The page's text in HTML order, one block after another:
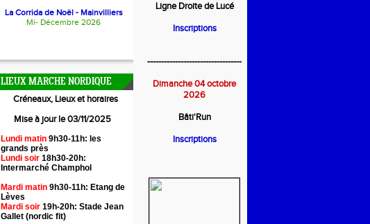
La Corrida de Noël - Mainvilliers
Mi- Décembre 2026
LIEUX MARCHE NORDIQUE
Créneaux, Lieux et horaires
Mise à jour le 03/11/2025
Lundi matin 9h30-11h: les
grands près
Lundi soir 18h30-20h:
Intermarché Champhol
Mardi matin 9h30-11h: Etang de
Lèves
Mardi soir 19h-20h: Stade Jean
Gallet (nordic fit)
Ligne Droite de Lucé
Inscriptions
----------------------------------
Dimanche 04 octobre
2026
Bâti'Run
Inscriptions